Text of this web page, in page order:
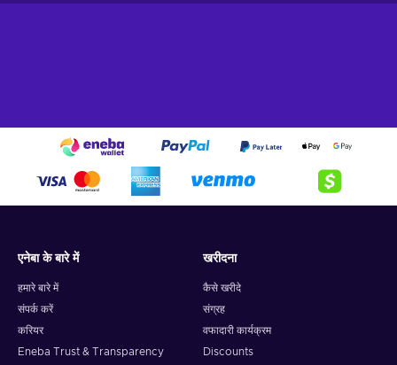
एनेबा के बारे में
हमारे बारे में
संपर्क करें
करियर
Eneba Trust & Transparency
खरीदना
कैसे खरीदे
संग्रह
वफादारी कार्यक्रम
Discounts